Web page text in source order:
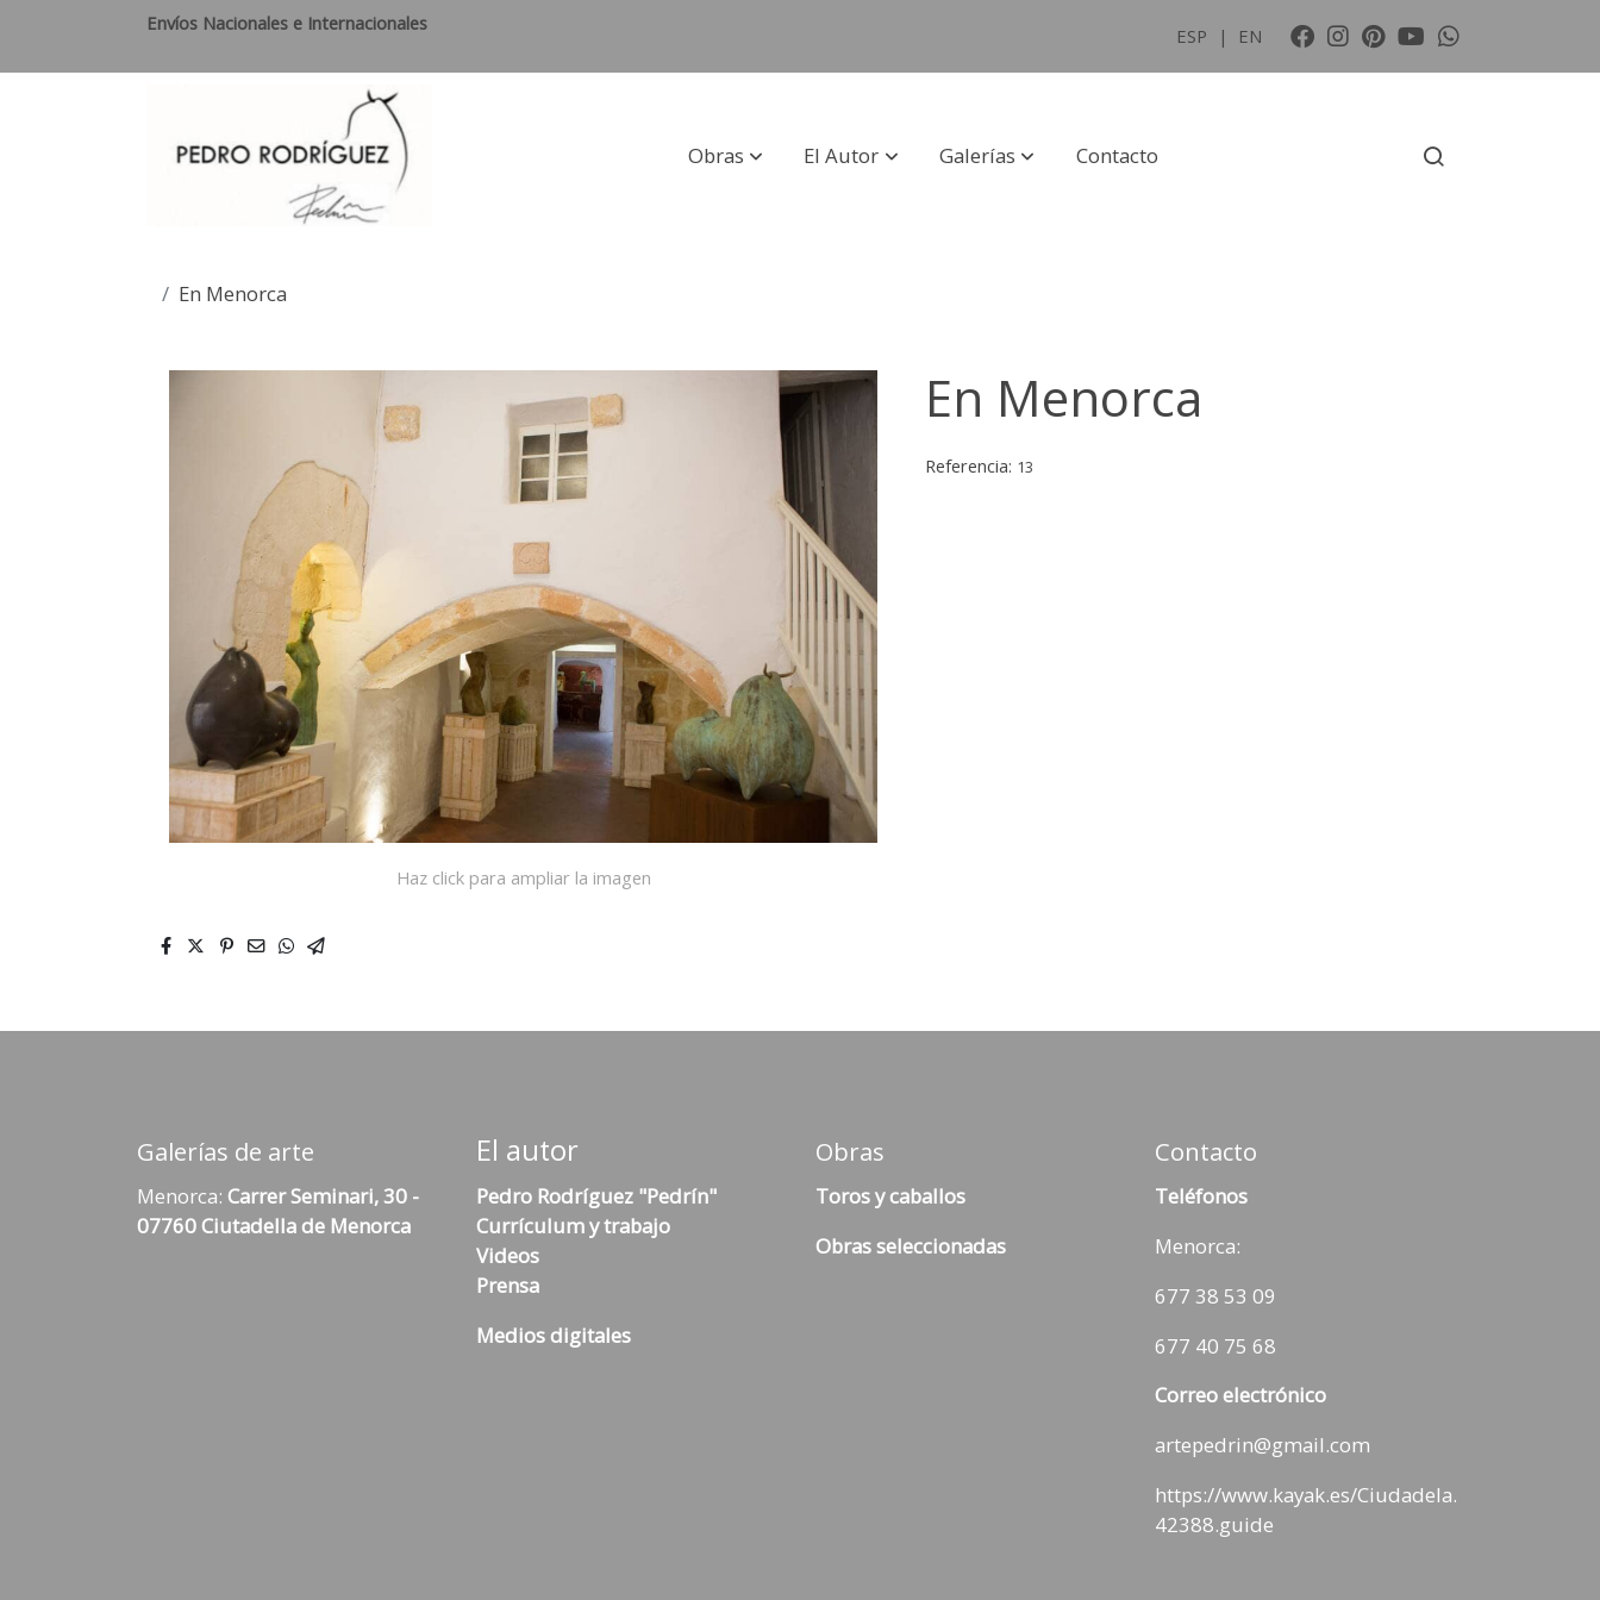
Envíos Nacionales e Internacionales
ESP | EN
Obras El Autor Galerías Contacto
En Menorca
Haz click para ampliar la imagen
En Menorca
Referencia: 13
Galerías de arte
Menorca: Carrer Seminari, 30 -
07760 Ciutadella de Menorca
El autor
Pedro Rodríguez "Pedrín"
Currículum y trabajo
Videos
Prensa
Medios digitales
Obras
Toros y caballos
Obras seleccionadas
Contacto
Teléfonos
Menorca:
677 38 53 09
677 40 75 68
Correo electrónico
artepedrin@gmail.com
https://www.kayak.es/Ciudadela.
42388.guide